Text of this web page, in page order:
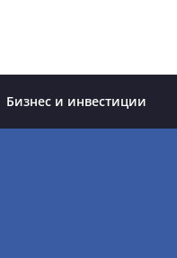
Бизнес и инвестиции